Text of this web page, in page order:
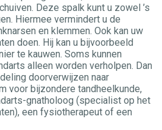
Deze spalk kunt u zowel ’s
Hiermee vermindert u de
en klemmen. Ook kan uw
doen. Hij kan u bijvoorbeeld
te kauwen. Soms kunnen
alleen worden verholpen. Dan
doorverwijzen naar
voor bijzondere tandheelkunde,
gnatholoog (specialist op het
een fysiotherapeut of een